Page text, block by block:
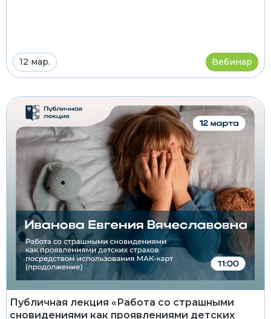
12 мар. Вебинар
Публичная лекция «Работа со страшными
сновидениями как проявлениями детских